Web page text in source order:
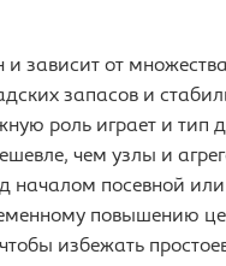
и зависит от
запасов и
роль играет и тип
чем узлы и
началом посевной
повышению
избежать